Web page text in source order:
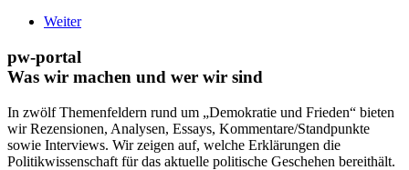
Weiter
pw-portal
Was wir machen und wer wir sind
In zwölf Themenfeldern rund um „Demokratie und Frieden“ bieten
wir Rezensionen, Analysen, Essays, Kommentare/Standpunkte
sowie Interviews. Wir zeigen auf, welche Erklärungen die
Politikwissenschaft für das aktuelle politische Geschehen bereithält.